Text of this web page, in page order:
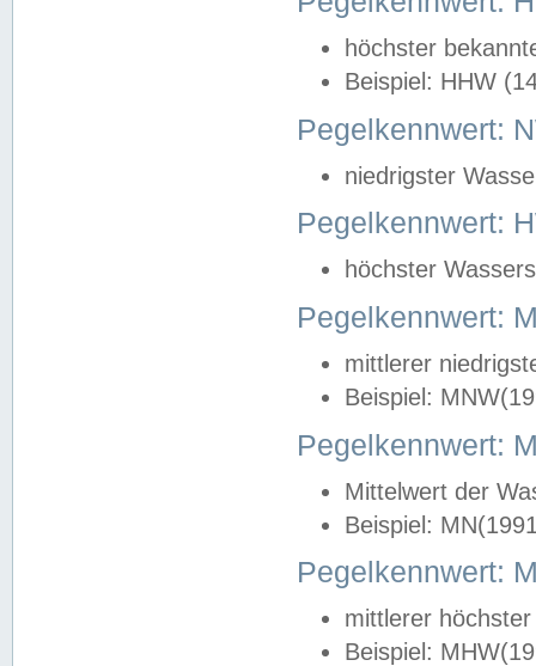
höchster
Beispiel: HHW
Pegelkennwert:
niedrigster
Pegelkennwert:
höchster
Pegelkennwert:
mittlerer
Beispiel:
Pegelkennwert:
Mittelwert der
Beispiel:
Pegelkennwert:
mittlerer
Beispiel: